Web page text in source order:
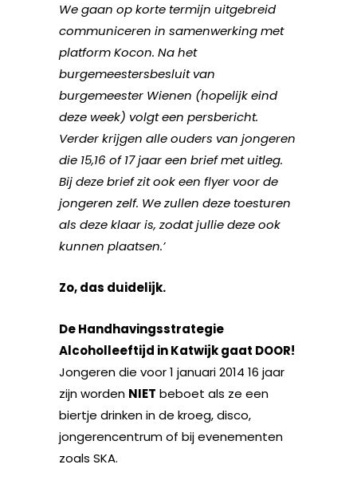
We gaan op korte termijn uitgebreid
communiceren in samenwerking met
platform Kocon. Na het
burgemeestersbesluit van
burgemeester Wienen (hopelijk eind
deze week) volgt een persbericht.
Verder krijgen alle ouders van jongeren
die 15,16 of 17 jaar een brief met uitleg.
Bij deze brief zit ook een flyer voor de
jongeren zelf. We zullen deze toesturen
als deze klaar is, zodat jullie deze ook
kunnen plaatsen.’
Zo, das duidelijk.
De Handhavingsstrategie
Alcoholleeftijd in Katwijk gaat DOOR!
Jongeren die voor 1 januari 2014 16 jaar
zijn worden NIET beboet als ze een
biertje drinken in de kroeg, disco,
jongerencentrum of bij evenementen
zoals SKA.